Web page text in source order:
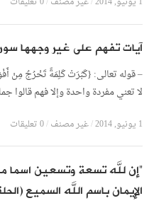
آيات تفهم على غير وجهها سورة الكهف -1-
لا تعني مفردة واحدة وإلا فهم قالوا
1 يونيو, 2014 /غير مصنف/0 تعليقات
“إن لله تسعة وتسعين اسما
الإيمان باسم الله السميع (الحلقة 64) ناصر عبد